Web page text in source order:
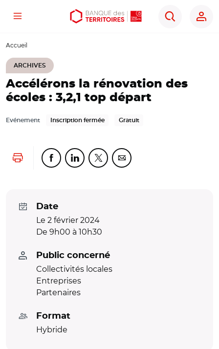
Aller
contenu
Aller
menu
Ouvrir
outils
Menu
Rechercher
Accueil
ARCHIVES
Accélérons la rénovation des
écoles : 3,2,1 top départ
Evénement Inscription fermée Gratuit
Lancer l'impressionPartager cette page sur Facebook
Partager cette page sur Linkedin
Partager cette page sur Twitter
Partager cette page sur
Date
Le 2 février 2024
De 9h00 à 10h30
Public concerné
Collectivités locales
Entreprises
Partenaires
Format
Hybride